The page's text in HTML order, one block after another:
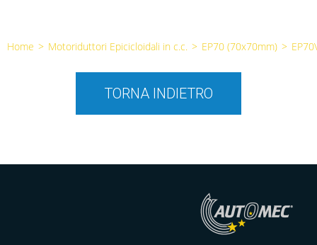
Home > Motoriduttori Epicicloidali in c.c. > EP70 (70x70mm) >
TORNA INDIETRO